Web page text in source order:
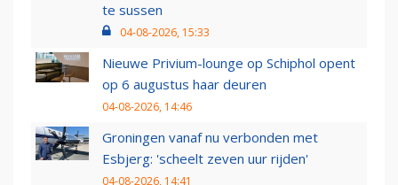
te sussen
04-08-2026, 15:33
Nieuwe Privium-lounge op Schiphol opent
op 6 augustus haar deuren
04-08-2026, 14:46
Groningen vanaf nu verbonden met
Esbjerg: 'scheelt zeven uur rijden'
04-08-2026, 14:41